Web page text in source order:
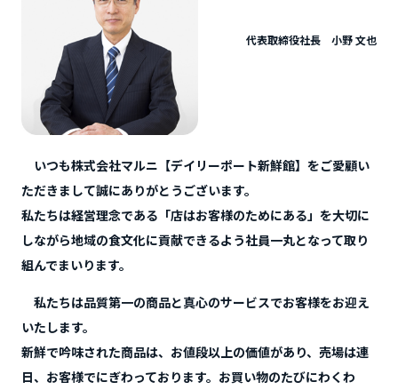
代表取締役社長 小野 文也
いつも株式会社マルニ【デイリーポート新鮮館】をご愛顧い
ただきまして誠にありがとうございます。
私たちは経営理念である「店はお客様のためにある」を大切に
しながら地域の食文化に貢献できるよう社員一丸となって取り
組んでまいります。
私たちは品質第一の商品と真心のサービスでお客様をお迎え
いたします。
新鮮で吟味された商品は、お値段以上の価値があり、売場は連
日、お客様でにぎわっております。お買い物のたびにわくわ